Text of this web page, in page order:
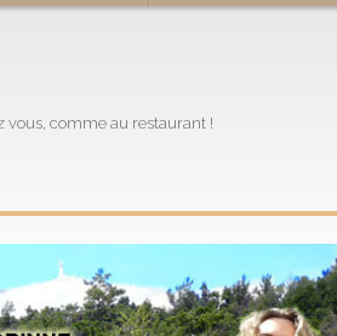
vous, comme au restaurant !